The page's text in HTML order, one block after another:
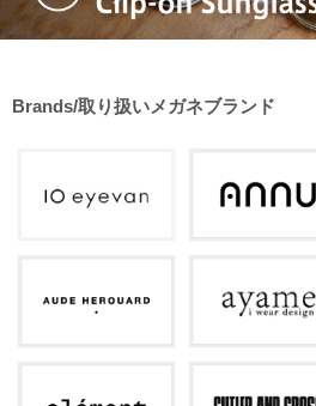
Brands/取り扱いメガネブランド